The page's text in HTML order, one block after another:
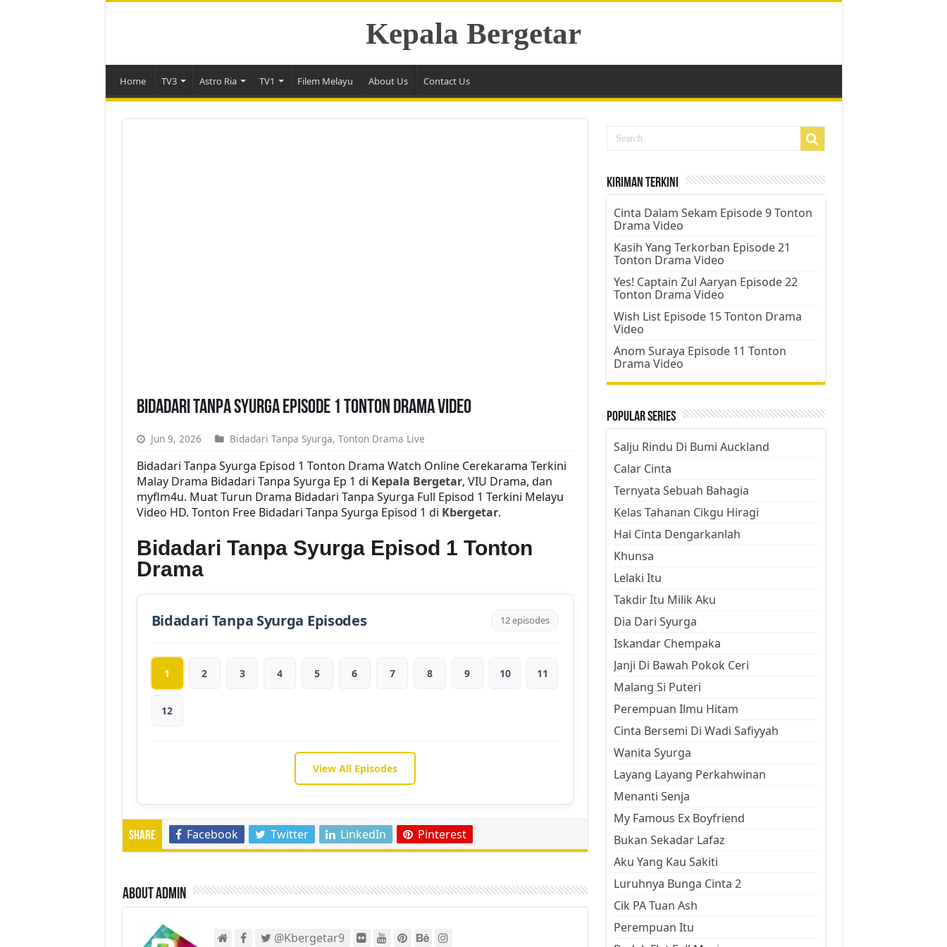
Kepala Bergetar
Home TV3 Astro Ria TV1 Filem Melayu About Us Contact Us
Bidadari Tanpa Syurga Episode 1 Tonton Drama Video
Jun 9, 2026 Bidadari Tanpa Syurga, Tonton Drama Live
Bidadari Tanpa Syurga Episod 1 Tonton Drama Watch Online Cerekarama Terkini
Malay Drama Bidadari Tanpa Syurga Ep 1 di Kepala Bergetar, VIU Drama, dan
myflm4u. Muat Turun Drama Bidadari Tanpa Syurga Full Episod 1 Terkini Melayu
Video HD. Tonton Free Bidadari Tanpa Syurga Episod 1 di Kbergetar.
Bidadari Tanpa Syurga Episod 1 Tonton
Drama
Bidadari Tanpa Syurga Episodes 12 episodes
1 2 3 4 5 6 7 8 9 10 11
12
View All Episodes
Share Facebook Twitter LinkedIn Pinterest
About admin
@Kbergetar9
Kiriman Terkini
Cinta Dalam Sekam Episode 9 Tonton
Drama Video
Kasih Yang Terkorban Episode 21
Tonton Drama Video
Yes! Captain Zul Aaryan Episode 22
Tonton Drama Video
Wish List Episode 15 Tonton Drama
Video
Anom Suraya Episode 11 Tonton
Drama Video
Popular Series
Salju Rindu Di Bumi Auckland
Calar Cinta
Ternyata Sebuah Bahagia
Kelas Tahanan Cikgu Hiragi
Hai Cinta Dengarkanlah
Khunsa
Lelaki Itu
Takdir Itu Milik Aku
Dia Dari Syurga
Iskandar Chempaka
Janji Di Bawah Pokok Ceri
Malang Si Puteri
Perempuan Ilmu Hitam
Cinta Bersemi Di Wadi Safiyyah
Wanita Syurga
Layang Layang Perkahwinan
Menanti Senja
My Famous Ex Boyfriend
Bukan Sekadar Lafaz
Aku Yang Kau Sakiti
Luruhnya Bunga Cinta 2
Cik PA Tuan Ash
Perempuan Itu